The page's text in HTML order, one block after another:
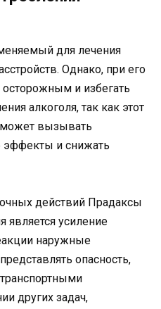
для лечения
Однако, при его
и избегать
алкоголя, так как этот
вызывать
и снижать
действий Прадаксы
является усиление
наружные
опасность,
других задач,